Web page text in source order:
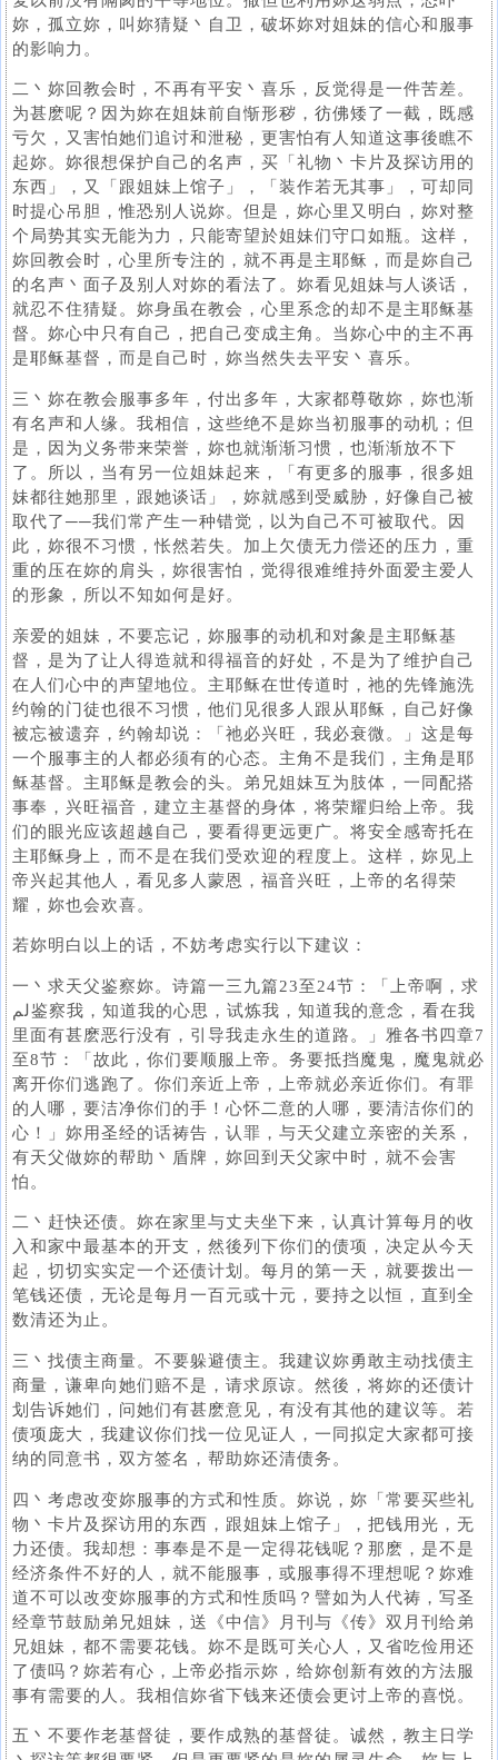
妳，孤立妳，叫妳猜疑丶自卫，破坏妳对姐妹的信心和服事
的影响力。
二丶妳回教会时，不再有平安丶喜乐，反觉得是一件苦差。
为甚麽呢？因为妳在姐妹前自惭形秽，彷佛矮了一截，既感
亏欠，又害怕她们追讨和泄秘，更害怕有人知道这事後瞧不
起妳。妳很想保护自己的名声，买「礼物丶卡片及探访用的
东西」，又「跟姐妹上馆子」，「装作若无其事」，可却同
时提心吊胆，惟恐别人说妳。但是，妳心里又明白，妳对整
个局势其实无能为力，只能寄望於姐妹们守口如瓶。这样，
妳回教会时，心里所专注的，就不再是主耶稣，而是妳自己
的名声丶面子及别人对妳的看法了。妳看见姐妹与人谈话，
就忍不住猜疑。妳身虽在教会，心里系念的却不是主耶稣基
督。妳心中只有自己，把自己变成主角。当妳心中的主不再
是耶稣基督，而是自己时，妳当然失去平安丶喜乐。
三丶妳在教会服事多年，付出多年，大家都尊敬妳，妳也渐
有名声和人缘。我相信，这些绝不是妳当初服事的动机；但
是，因为义务带来荣誉，妳也就渐渐习惯，也渐渐放不下
了。所以，当有另一位姐妹起来，「有更多的服事，很多姐
妹都往她那里，跟她谈话」，妳就感到受威胁，好像自己被
取代了──我们常产生一种错觉，以为自己不可被取代。因
此，妳很不习惯，怅然若失。加上欠债无力偿还的压力，重
重的压在妳的肩头，妳很害怕，觉得很难维持外面爱主爱人
的形象，所以不知如何是好。
亲爱的姐妹，不要忘记，妳服事的动机和对象是主耶稣基
督，是为了让人得造就和得福音的好处，不是为了维护自己
在人们心中的声望地位。主耶稣在世传道时，祂的先锋施洗
约翰的门徒也很不习惯，他们见很多人跟从耶稣，自己好像
被忘被遗弃，约翰却说：「祂必兴旺，我必衰微。」这是每
一个服事主的人都必须有的心态。主角不是我们，主角是耶
稣基督。主耶稣是教会的头。弟兄姐妹互为肢体，一同配搭
事奉，兴旺福音，建立主基督的身体，将荣耀归给上帝。我
们的眼光应该超越自己，要看得更远更广。将安全感寄托在
主耶稣身上，而不是在我们受欢迎的程度上。这样，妳见上
帝兴起其他人，看见多人蒙恩，福音兴旺，上帝的名得荣
耀，妳也会欢喜。
若妳明白以上的话，不妨考虑实行以下建议：
一丶求天父鉴察妳。诗篇一三九篇23至24节：「上帝啊，求
لم鉴察我，知道我的心思，试炼我，知道我的意念，看在我
里面有甚麽恶行没有，引导我走永生的道路。」雅各书四章7
至8节：「故此，你们要顺服上帝。务要抵挡魔鬼，魔鬼就必
离开你们逃跑了。你们亲近上帝，上帝就必亲近你们。有罪
的人哪，要洁净你们的手！心怀二意的人哪，要清洁你们的
心！」妳用圣经的话祷告，认罪，与天父建立亲密的关系，
有天父做妳的帮助丶盾牌，妳回到天父家中时，就不会害
怕。
二丶赶快还债。妳在家里与丈夫坐下来，认真计算每月的收
入和家中最基本的开支，然後列下你们的债项，决定从今天
起，切切实实定一个还债计划。每月的第一天，就要拨出一
笔钱还债，无论是每月一百元或十元，要持之以恒，直到全
数清还为止。
三丶找债主商量。不要躲避债主。我建议妳勇敢主动找债主
商量，谦卑向她们赔不是，请求原谅。然後，将妳的还债计
划告诉她们，问她们有甚麽意见，有没有其他的建议等。若
债项庞大，我建议你们找一位见证人，一同拟定大家都可接
纳的同意书，双方签名，帮助妳还清债务。
四丶考虑改变妳服事的方式和性质。妳说，妳「常要买些礼
物丶卡片及探访用的东西，跟姐妹上馆子」，把钱用光，无
力还债。我却想：事奉是不是一定得花钱呢？那麽，是不是
经济条件不好的人，就不能服事，或服事得不理想呢？妳难
道不可以改变妳服事的方式和性质吗？譬如为人代祷，写圣
经章节鼓励弟兄姐妹，送《中信》月刊与《传》双月刊给弟
兄姐妹，都不需要花钱。妳不是既可关心人，又省吃俭用还
了债吗？妳若有心，上帝必指示妳，给妳创新有效的方法服
事有需要的人。我相信妳省下钱来还债会更讨上帝的喜悦。
五丶不要作老基督徒，要作成熟的基督徒。诚然，教主日学